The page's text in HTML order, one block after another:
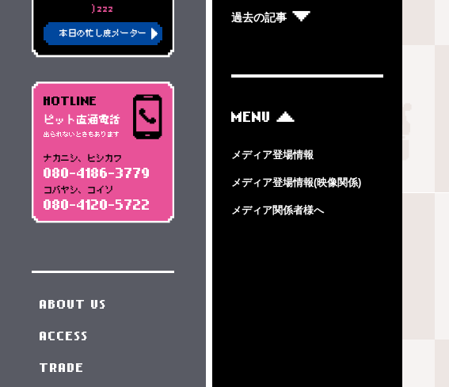
過去の記事
MENU
メディア登場情報
メディア登場情報(映像関係)
メディア関係者様へ
)zzz
本日の忙し度メーター
HOTLINE
ピット直通電話
出られないときもあります
ナカニシ、ヒシカワ
080-4186-3779
コバヤシ、コイソ
080-4120-5722
ABOUT US
ACCESS
TRADE